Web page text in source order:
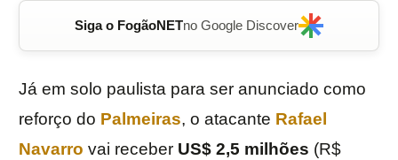
Siga o FogãoNETno Google Discover
Já em solo paulista para ser anunciado como
reforço do Palmeiras, o atacante Rafael
Navarro vai receber US$ 2,5 milhões (R$